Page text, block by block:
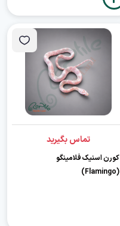
تماس بگیرید
کورن اسنیک فلامینگو
(Flamingo)